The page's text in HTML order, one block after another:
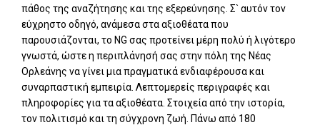
πάθος της αναζήτησης και της εξερεύνησης. Σ` αυτόν τον
εύχρηστο οδηγό, ανάμεσα στα αξιοθέατα που
παρουσιάζονται, το NG σας προτείνει μέρη πολύ ή λιγότερο
γνωστά, ώστε η περιπλάνησή σας στην πόλη της Νέας
Ορλεάνης να γίνει μια πραγματικά ενδιαφέρουσα και
συναρπαστική εμπειρία. Λεπτομερείς περιγραφές και
πληροφορίες για τα αξιοθέατα. Στοιχεία από την ιστορία,
τον πολιτισμό και τη σύγχρονη ζωή. Πάνω από 180